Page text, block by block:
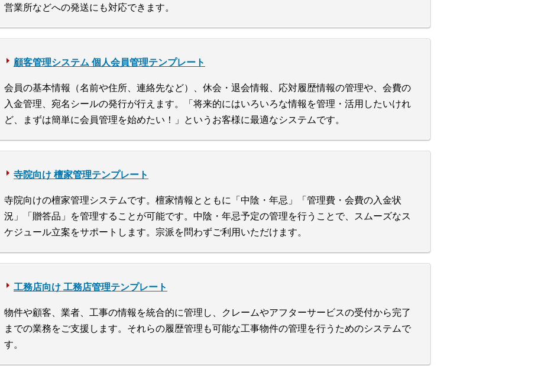
営業所などへの発送にも対応できます。
顧客管理システム 個人会員管理テンプレート
会員の基本情報（名前や住所、連絡先など）、休会・退会情報、応対履歴情報の管理や、会費の
入金管理、宛名シールの発行が行えます。「将来的にはいろいろな情報を管理・活用したいけれ
ど、まずは簡単に会員管理を始めたい！」というお客様に最適なシステムです。
寺院向け 檀家管理テンプレート
寺院向けの檀家管理システムです。檀家情報とともに「中陰・年忌」「管理費・会費の入金状
況」「贈答品」を管理することが可能です。中陰・年忌予定の管理を行うことで、スムーズなス
ケジュール立案をサポートします。宗派を問わずご利用いただけます。
工務店向け 工務店管理テンプレート
物件や顧客、業者、工事の情報を統合的に管理し、クレームやアフターサービスの受付から完了
までの業務をご支援します。それらの履歴管理も可能な工事物件の管理を行うためのシステムで
す。